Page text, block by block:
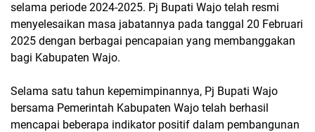
selama periode 2024-2025. Pj Bupati Wajo telah resmi
menyelesaikan masa jabatannya pada tanggal 20 Februari
2025 dengan berbagai pencapaian yang membanggakan
bagi Kabupaten Wajo.
Selama satu tahun kepemimpinannya, Pj Bupati Wajo
bersama Pemerintah Kabupaten Wajo telah berhasil
mencapai beberapa indikator positif dalam pembangunan